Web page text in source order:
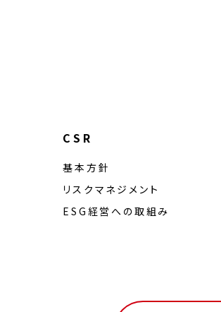
CSR
基本方針
リスクマネジメント
ESG経営への取組み